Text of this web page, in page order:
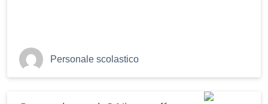
Personale scolastico